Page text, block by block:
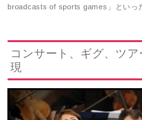
broadcasts of sports games」といっ
コンサート、ギグ、ツア
現